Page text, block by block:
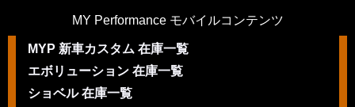
MY Performance モバイルコンテンツ
MYP 新車カスタム 在庫一覧
エボリューション 在庫一覧
ショベル 在庫一覧